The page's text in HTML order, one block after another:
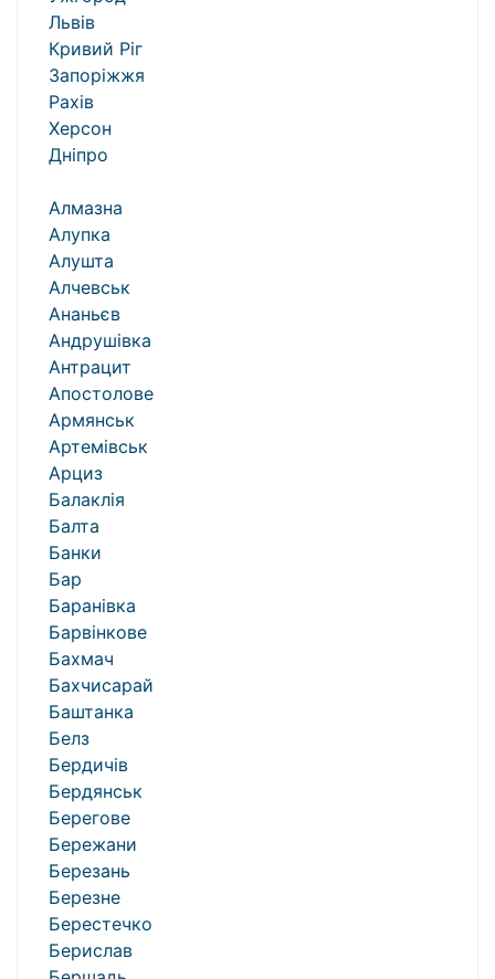
Львів
Кривий Ріг
Запоріжжя
Рахів
Херсон
Дніпро
Алмазна
Алупка
Алушта
Алчевськ
Ананьєв
Андрушівка
Антрацит
Апостолове
Армянськ
Артемівськ
Арциз
Балаклія
Балта
Банки
Бар
Баранівка
Барвінкове
Бахмач
Бахчисарай
Баштанка
Белз
Бердичів
Бердянськ
Берегове
Бережани
Березань
Березне
Берестечко
Берислав